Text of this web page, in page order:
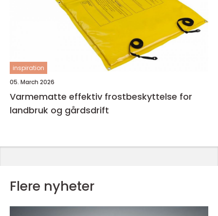
inspiration
05. March 2026
Varmematte effektiv frostbeskyttelse for
landbruk og gårdsdrift
Flere nyheter